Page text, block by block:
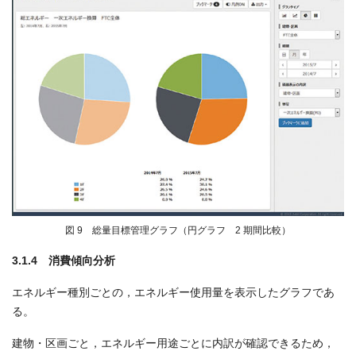
図 9 総量目標管理グラフ（円グラフ 2 期間比較）
3.1.4 消費傾向分析
エネルギー種別ごとの，エネルギー使用量を表示したグラフであ
る。
建物・区画ごと，エネルギー用途ごとに内訳が確認できるため，